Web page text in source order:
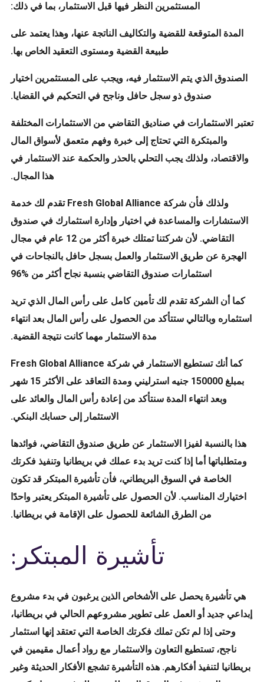
المستثمرين النظر فيها قبل الاستثمار، بما في ذلك:
المدة المتوقعة للقضية والتكاليف الناتجة عنها، وهذا يعتمد على
طبيعة القضية ومستوى التعقيد الخاص بها.
الصندوق الذي يتم الاستثمار فيه، ويجب على المستثمرين اختيار
صندوق ذو سجل حافل وناجح في التحكيم في القضايا.
تعتبر الاستثمارات في صناديق التقاضي من الاستثمارات المختلفة
والمبتكرة التي تحتاج إلى خبرة وفهم متعمق لأسواق المال
والاقتصاد، ولذلك يجب التحلي بالحذر والحكمة عند الاستثمار في
هذا المجال.
ولذلك فأن شركة Fresh Global Alliance تقدم لك خدمة
الاستشارات والمساعدة في اختيار وإدارة استثمارك في صندوق
التقاضي. لأن شركتنا تمتلك خبرة أكثر من 12 عام في مجال
الهجرة عن طريق الاستثمار والعمل بسجل حافل بالنجاحات في
استثمارات صندوق التقاضي بنسبة نجاح أكثر من %96
كما أن الشركة تقدم لك تأمين كامل على رأس المال الذي تريد
استثماره وبالتالي ستتأكد من الحصول على رأس المال بعد انتهاء
مدة الاستثمار مهما كانت نتيجة القضية.
كما أنك تستطيع الاستثمار في شركة Fresh Global Alliance
بمبلغ 150000 جنيه استرليني ومدة التعاقد على الأكثر 15 شهر
وبعد انتهاء المدة سنتأكد من إعادة رأس المال والعائد على
الاستثمار إلى حسابك البنكي.
هذا بالنسبة لفيزا الاستثمار عن طريق صندوق التقاضي، فوائدها
ومتطلباتها أما إذا كنت تريد بدء عملك في بريطانيا وتنفيذ فكرتك
الخاصة في السوق البريطاني، فأن تأشيرة المبتكر قد تكون
اختيارك المناسب. لأن الحصول على تأشيرة المبتكر يعتبر واحدًا
من الطرق الشائعة للحصول على الإقامة في بريطانيا.
تأشيرة المبتكر:
هي تأشيرة يحصل على الأشخاص الذين يرغبون في بدء مشروع
إبداعي جديد أو العمل على تطوير مشروعهم الحالي في بريطانيا،
وحتى إذا لم تكن تملك فكرتك الخاصة التي تعتقد إنها استثمار
ناجح، تستطيع التعاون والاستثمار مع رواد أعمال مقيمين في
بريطانيا لتنفيذ أفكارهم. هذه التأشيرة تشجع الأفكار الحديثة وغير